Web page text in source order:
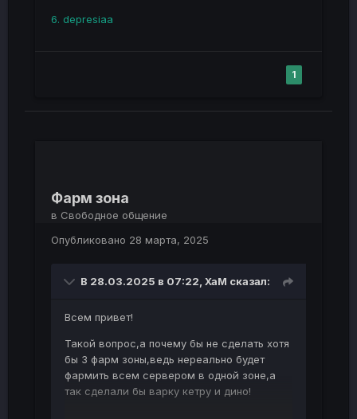
6. depresiaa
1
Фарм зона
в Свободное общение
Опубликовано 28 марта, 2025
В 28.03.2025 в 07:22, XaM сказал:
Всем привет!
Такой вопрос,а почему бы не сделать хотя
бы 3 фарм зоны,ведь нереально будет
фармить всем сервером в одной зоне,а
так сделали бы варку кетру и дино!